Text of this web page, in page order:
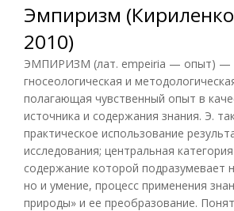
Эмпиризм
2010)
ЭМПИРИЗМ (лат. empeiria — опыт) —
гносеологическая и
полагающая чувственный опыт в
источника и содержания знания. Э.
практическое использование
исследования; центральная
содержание которой подразумевает
но и умение, процесс применения
природы» и ее преобразование.